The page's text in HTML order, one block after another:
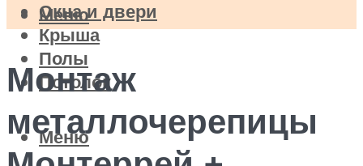
Окна и двери
Крыша
Полы
Потолок
Меню
Меню
Монтаж
металлочерепицы